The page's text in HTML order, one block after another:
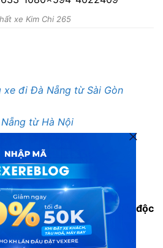
xe Kim Chi 265
xe đi Đà Nẵng từ Sài Gòn
từ Hà Nội
gì ngon tại Đà Nẵng
để tận hưởng nhiều tiện ích độc
đi trọn vẹn hơn